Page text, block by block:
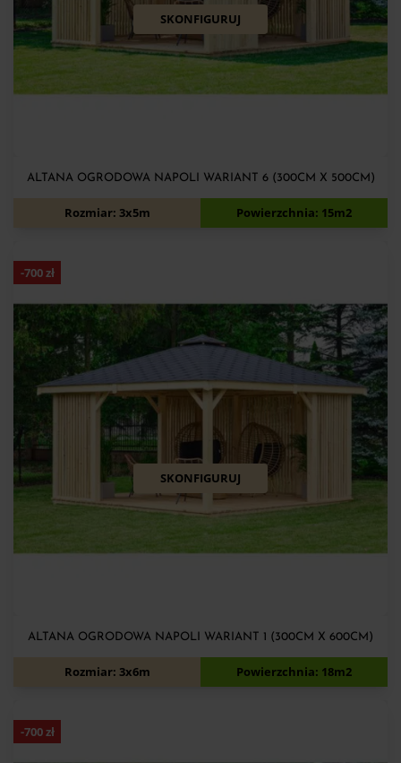
SKONFIGURUJ
ALTANA OGRODOWA NAPOLI WARIANT 6 (300CM X 500CM)
11 050 10 450zł
Rozmiar: 3x5m Powierzchnia: 15m2
-700zł
SKONFIGURUJ
ALTANA OGRODOWA NAPOLI WARIANT 1 (300CM X 600CM)
10 080 9 380zł
Rozmiar: 3x6m Powierzchnia: 18m2
-700zł